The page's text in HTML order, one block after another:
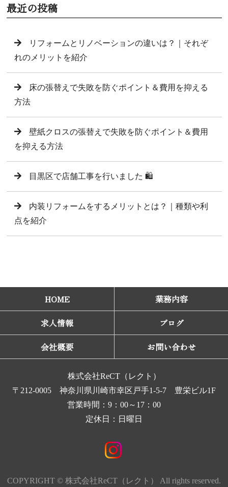
最近の投稿
リフォームとリノベーションの違いは？｜それぞ
れのメリットを紹介
床の張替えで失敗を防ぐポイント＆費用を抑える
方法
壁紙クロスの張替えで失敗を防ぐポイント＆費用
を抑える方法
目黒区で店舗工事を行いました 🛍️
内装リフォームをするメリットとは？｜種類や利
点を紹介
HOME
業務内容
求人情報
ブログ
会社概要
お問い合わせ
株式会社ReCT（レクト）
〒212-0005 神奈川県川崎市幸区戸手1-5-7 豊栄ビル1F
営業時間：9：00～17：00
定休日：日曜日
COPYRIGHT © 株式会社ReCT（レクト） All rights reserved.